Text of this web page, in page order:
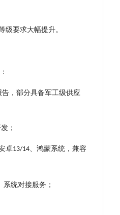
级要求⼤幅提升。
，部分具备军⼯级供应
；
卓13/14、鸿蒙系统，兼容
统对接服务；